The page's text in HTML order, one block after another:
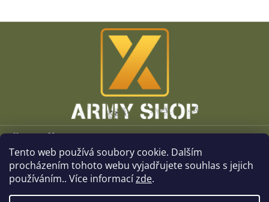
Tento web používá soubory cookie. Dalším
procházením tohoto webu vyjadřujete souhlas s jejich
používáním.. Více informacízde.
Z
Vše o nákupu
O společnosti
Kamenné prodejny